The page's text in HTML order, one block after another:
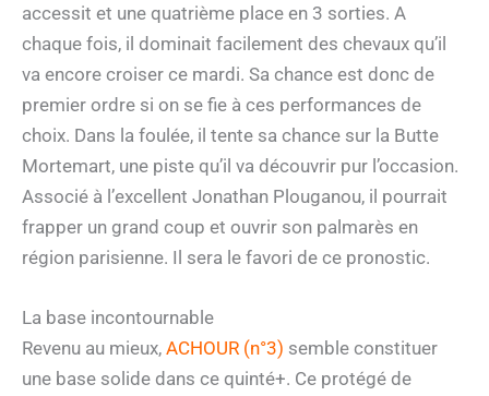
accessit et une quatrième place en 3 sorties. A
chaque fois, il dominait facilement des chevaux qu’il
va encore croiser ce mardi. Sa chance est donc de
premier ordre si on se fie à ces performances de
choix. Dans la foulée, il tente sa chance sur la Butte
Mortemart, une piste qu’il va découvrir pur l’occasion.
Associé à l’excellent Jonathan Plouganou, il pourrait
frapper un grand coup et ouvrir son palmarès en
région parisienne. Il sera le favori de ce pronostic.
La base incontournable
Revenu au mieux, ACHOUR (n°3) semble constituer
une base solide dans ce quinté+. Ce protégé de